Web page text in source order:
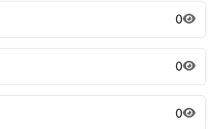
0
0
0